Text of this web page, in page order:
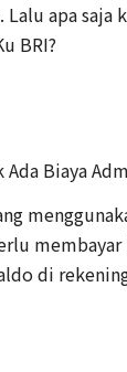
Lalu apa saja
BRI?
Ada Biaya
membayar
di